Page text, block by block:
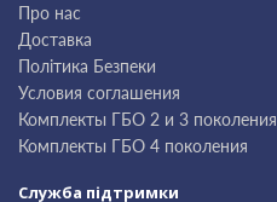
Про нас
Доставка
Політика Безпеки
Условия соглашения
Комплекты ГБО 2 и 3 поколения
Комплекты ГБО 4 поколения
Служба підтримки